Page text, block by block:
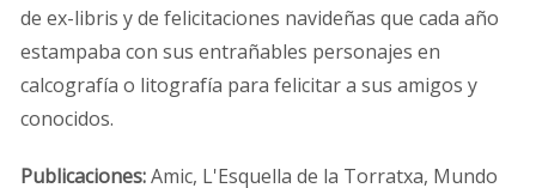
de ex-libris y de felicitaciones navideñas que cada año
estampaba con sus entrañables personajes en
calcografía o litografía para felicitar a sus amigos y
conocidos.
Publicaciones:Amic, L'Esquella de la Torratxa, Mundo